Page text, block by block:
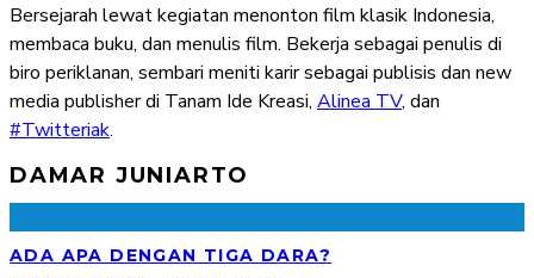
Bersejarah lewat kegiatan menonton film klasik Indonesia,
membaca buku, dan menulis film. Bekerja sebagai penulis di
biro periklanan, sembari meniti karir sebagai publisis dan new
media publisher di Tanam Ide Kreasi, Alinea TV, dan
#Twitteriak.
DAMAR JUNIARTO
ADA APA DENGAN TIGA DARA?